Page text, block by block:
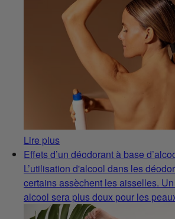
Lire plus
Effets d’un déodorant à base
L’utilisation d'alcool dans les
certains assèchent les aisselles.
alcool sera plus doux pour les